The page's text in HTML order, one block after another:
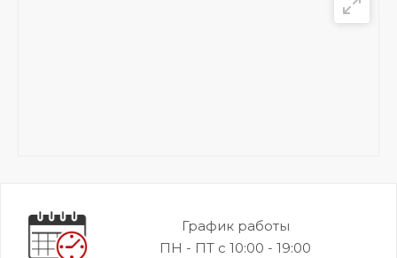
График работы
ПН - ПТ с 10:00 - 19:00